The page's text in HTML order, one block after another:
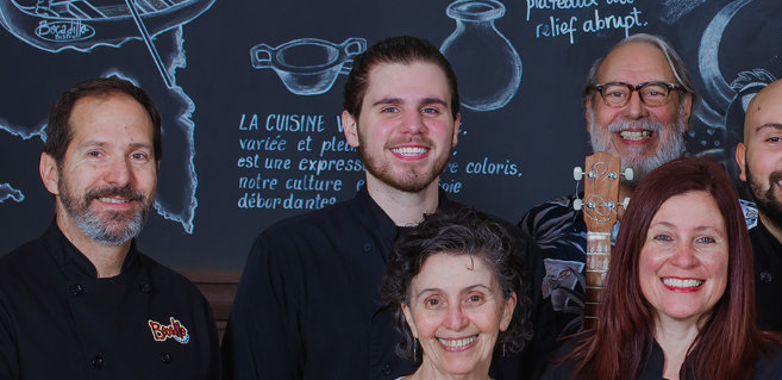
INICIO
NOSOTROS
MENÚ PLATEAU
EVENTOS
RESERVACIONES
COMENTARIOS
CONTACTO